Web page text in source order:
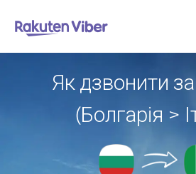
Як дзвонити
(Болгарія >